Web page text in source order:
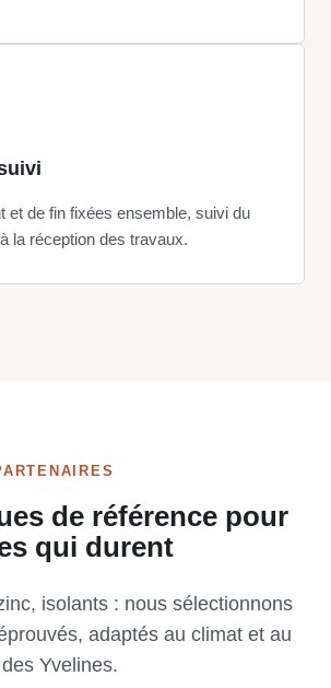
et de fin fixées ensemble, suivi du
la réception des travaux.
de référence pour
qui durent
isolants : nous sélectionnons
adaptés au climat et au
Yvelines.